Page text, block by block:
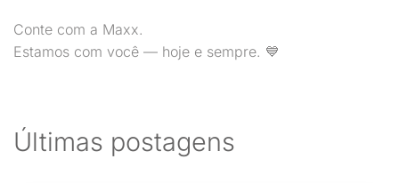
Conte com a Maxx.
Estamos com você — hoje e sempre. 💙
Últimas postagens